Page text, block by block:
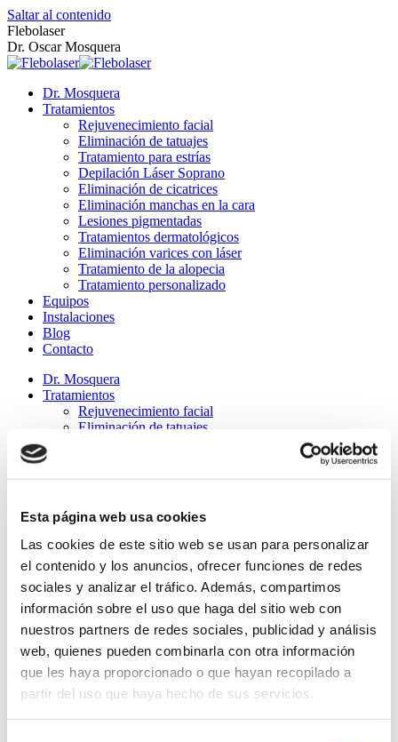
Esta página web usa cookies
Las cookies de este sitio web se usan para personalizar
el contenido y los anuncios, ofrecer funciones de redes
sociales y analizar el tráfico. Además, compartimos
información sobre el uso que haga del sitio web con
nuestros partners de redes sociales, publicidad y análisis
web, quienes pueden combinarla con otra información
que les haya proporcionado o que hayan recopilado a
partir del uso que haya hecho de sus servicios.
Saltar al contenido
Flebolaser
Dr. Oscar Mosquera
Dr. Mosquera
Tratamientos
Rejuvenecimiento facial
Eliminación de tatuajes
Tratamiento para estrías
Depilación Láser Soprano
Eliminación de cicatrices
Eliminación manchas en la cara
Lesiones pigmentadas
Tratamientos dermatológicos
Eliminación varices con láser
Tratamiento de la alopecia
Tratamiento personalizado
Equipos
Instalaciones
Blog
Contacto
Dr. Mosquera
Tratamientos
Rejuvenecimiento facial
Eliminación de tatuajes
Tratamientos dermatológicos
Eliminación varices con láser
Tratamiento personalizado
Equipos
Instalaciones
Contacto
Depilación Láser Coruña
Estás aquí: